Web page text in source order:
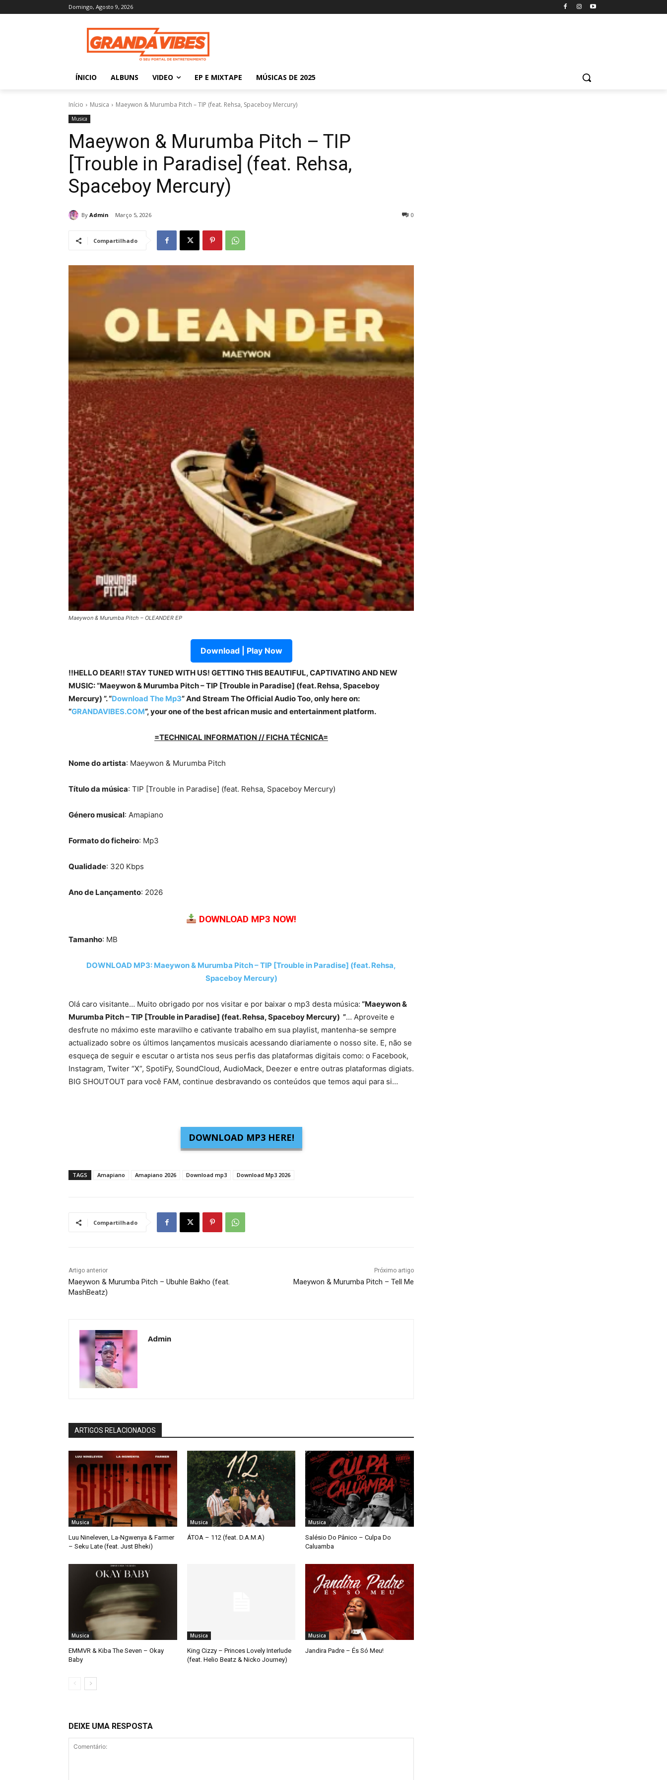
Domingo, Agosto 9, 2026
ÍNICIO ALBUNS VIDEO EP E MIXTAPE MÚSICAS DE 2025
Início Musica Maeywon & Murumba Pitch – TIP (feat. Rehsa, Spaceboy Mercury)
Musica
Maeywon & Murumba Pitch – TIP
[Trouble in Paradise] (feat. Rehsa,
Spaceboy Mercury)
By Admin Março 5, 2026 0
Compartilhado
Maeywon & Murumba Pitch – OLEANDER EP
Download | Play Now
!!HELLO DEAR!! STAY TUNED WITH US! GETTING THIS BEAUTIFUL, CAPTIVATING AND NEW
MUSIC: “Maeywon & Murumba Pitch – TIP [Trouble in Paradise] (feat. Rehsa, Spaceboy
Mercury) ”. “Download The Mp3”And Stream The Official Audio Too, only here on:
“GRANDAVIBES.COM”, your one of the best african music and entertainment platform.
=TECHNICAL INFORMATION // FICHA TÉCNICA=
Nome do artista: Maeywon & Murumba Pitch
Título da música: TIP [Trouble in Paradise] (feat. Rehsa, Spaceboy Mercury)
Género musical: Amapiano
Formato do ficheiro: Mp3
Qualidade: 320 Kbps
Ano de Lançamento: 2026
DOWNLOAD MP3 NOW!
Tamanho: MB
DOWNLOAD MP3: Maeywon & Murumba Pitch – TIP [Trouble in Paradise] (feat. Rehsa,
Spaceboy Mercury)
Olá caro visitante… Muito obrigado por nos visitar e por baixar o mp3 desta música: “Maeywon &
Murumba Pitch – TIP [Trouble in Paradise] (feat. Rehsa, Spaceboy Mercury) ”… Aproveite e
desfrute no máximo este maravilho e cativante trabalho em sua playlist, mantenha-se sempre
actualizado sobre os últimos lançamentos musicais acessando diariamente o nosso site. E, não se
esqueça de seguir e escutar o artista nos seus perfis das plataformas digitais como: o Facebook,
Instagram, Twiter “X”, SpotiFy, SoundCloud, AudioMack, Deezer e entre outras plataformas digiats.
BIG SHOUTOUT para você FAM, continue desbravando os conteúdos que temos aqui para si…
DOWNLOAD MP3 HERE!
TAGS Amapiano Amapiano 2026 Download mp3 Download Mp3 2026
Compartilhado
Artigo anterior
Maeywon & Murumba Pitch – Ubuhle Bakho (feat.
MashBeatz)
Próximo artigo
Maeywon & Murumba Pitch – Tell Me
Admin
ARTIGOS RELACIONADOS
Musica
Luu Nineleven, La-Ngwenya & Farmer
– Seku Late (feat. Just Bheki)
Musica
ÁTOA – 112 (feat. D.A.M.A)
Musica
Salésio Do Pânico – Culpa Do
Caluamba
Musica
EMMVR & Kiba The Seven – Okay
Baby
Musica
King Cizzy – Princes Lovely Interlude
(feat. Helio Beatz & Nicko Journey)
Musica
Jandira Padre – És Só Meu!
DEIXE UMA RESPOSTA